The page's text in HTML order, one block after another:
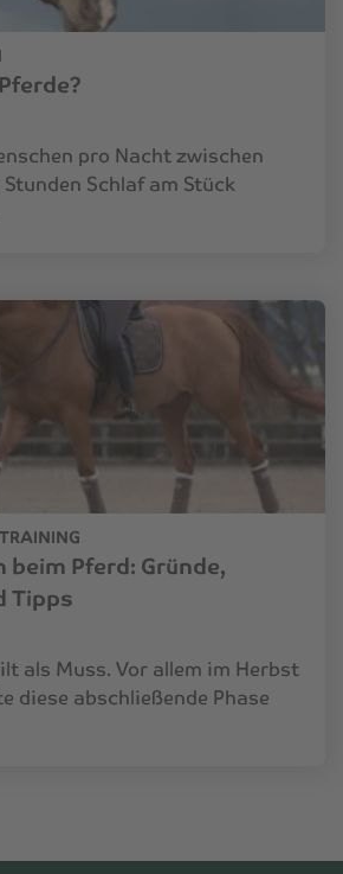
pro Nacht zwischen
Schlaf am Stück
beim Pferd: Gründe,
Tipps
als Muss. Vor allem im Herbst
diese abschließende Phase